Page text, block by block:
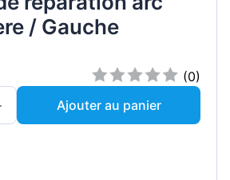
/ Gauche
(0)
Ajouter au panier